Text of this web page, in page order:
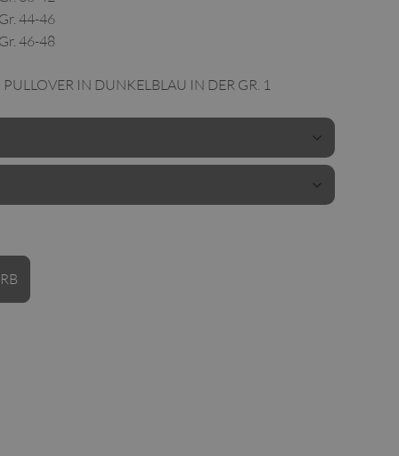
44-46
46-48
IN DUNKELBLAU IN DER GR. 1
Alternative: